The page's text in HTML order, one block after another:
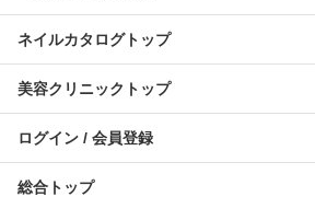
ネイルカタログトップ
美容クリニックトップ
ログイン / 会員登録
総合トップ